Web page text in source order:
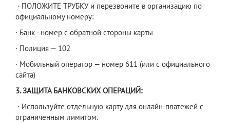
· ПОЛОЖИТЕ ТРУБКУ и перезвоните в организацию по
официальному номеру:
· Банк - номер с обратной стороны карты
· Полиция — 102
· Мобильный оператор — номер 611 (или с официального
сайта)
3. ЗАЩИТА БАНКОВСКИХ ОПЕРАЦИЙ:
· Используйте отдельную карту для онлайн-платежей с
ограниченным лимитом.